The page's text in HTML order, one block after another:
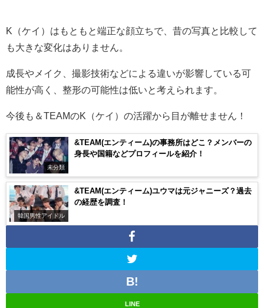
K（ケイ）はもともと端正な顔立ちで、昔の写真と比較して
も大きな変化はありません。
成長やメイク、撮影技術などによる違いが影響している可
能性が高く、整形の可能性は低いと考えられます。
今後も＆TEAMのK（ケイ）の活躍から目が離せません！
未分類
&TEAM(エンティーム)の事務所はどこ？メンバーの
身長や国籍などプロフィールを紹介！
韓国男性アイドル
&TEAM(エンティーム)ユウマは元ジャニーズ？過去
の経歴を調査！
LINE